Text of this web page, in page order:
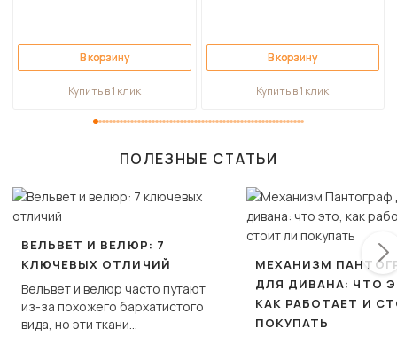
В корзину
Купить в 1 клик
В корзину
Купить в 1 клик
ПОЛЕЗНЫЕ СТАТЬИ
ВЕЛЬВЕТ И ВЕЛЮР: 7
КЛЮЧЕВЫХ ОТЛИЧИЙ
Вельвет и велюр часто путают
из-за похожего бархатистого
вида, но эти ткани
МЕХАНИЗМ
ДЛЯ ДИВАНА: ЧТО
КАК РАБОТАЕТ И
ПОКУПАТЬ